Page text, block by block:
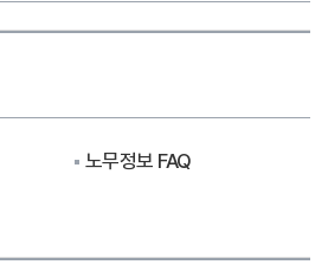
노무정보 FAQ